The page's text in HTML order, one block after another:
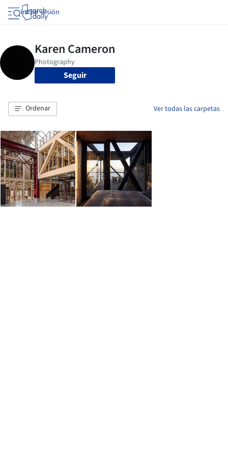
Iniciar sesión
Seguir
Ordenar Ver todas las carpetas